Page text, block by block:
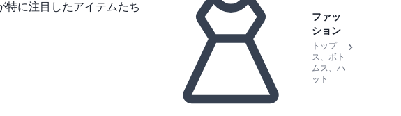
特に注目したアイテムたち
ファッ
ション
トップ
ス、ボト
ムス、ハ
ット